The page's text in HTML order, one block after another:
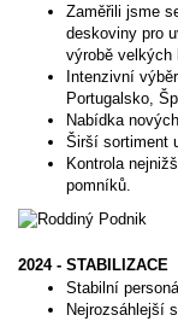
Zaměřili jsme
deskoviny pro
výrobě velkých
Intenzivní
Portugalsko,
Nabídka
Širší sortiment
Kontrola
pomníků.
2024 - STABILIZACE
Stabilní
Nejrozsáhlejší